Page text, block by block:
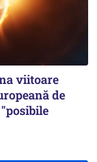
viitoare
de